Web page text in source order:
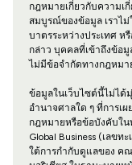
กฎหมายเกี่ยวกับความเ
สมบูรณ์ของข้อมูล เราไ
บาตรระหว่างประเทศ ห
กล่าว บุคคลที่เข้าถึงข้อ
ไม่มีข้อจำกัดทางกฎหมา
ข้อมูลในเว็บไซต์นี้ไม่ได้
อำนาจศาลใด ๆ ที่การเ
กฎหมายหรือข้อบังคับใน
Global Business (เลข
ใต้การกำกับดูแลของ คณ